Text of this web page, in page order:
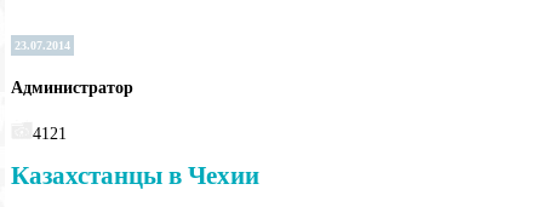
23.07.2014
Администратор
4121
Казахстанцы в Чехии